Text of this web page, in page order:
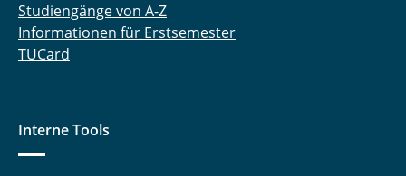
Studiengänge von A-Z
Informationen für Erstsemester
TUCard
Interne Tools